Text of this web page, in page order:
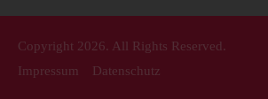
Copyright 2026. All Rights Reserved.
Impressum
Datenschutz